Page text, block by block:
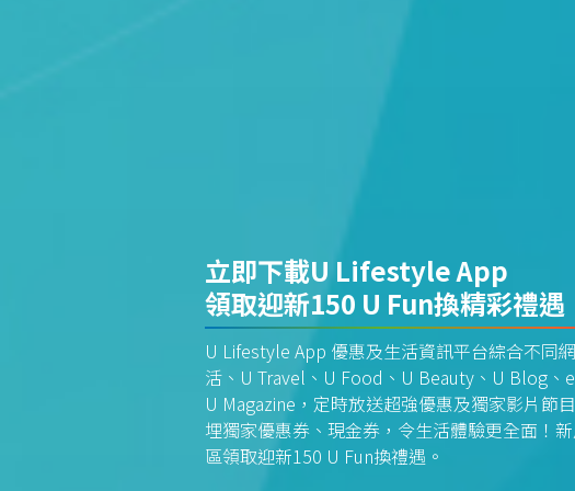
立即下載U Lifestyle App
領取迎新150 U Fun換精彩禮遇
U Lifestyle App 優惠及生活資訊平台綜合不同
活、U Travel、U Food、U Beauty、U Blog、
U Magazine，定時放送超強優惠及獨家影片節
埋獨家優惠券、現金券，令生活體驗更全面！
區領取迎新150 U Fun換禮遇。